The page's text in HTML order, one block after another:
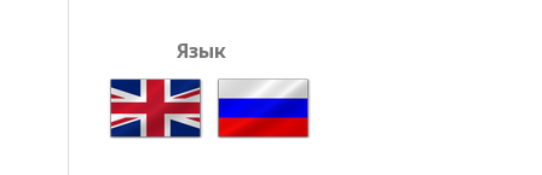
Язык
English Русский